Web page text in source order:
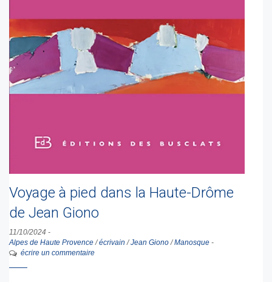
Voyage à pied dans la Haute-Drôme
de Jean Giono
11/10/2024 -
Alpes de Haute Provence/écrivain /Jean Giono/Manosque -
écrire un commentaire